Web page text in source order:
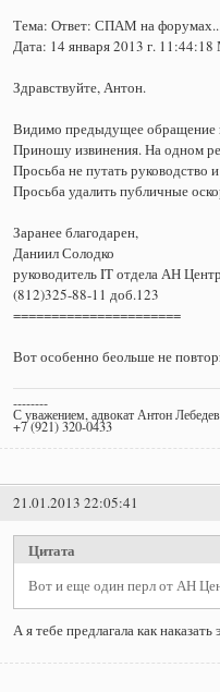
Тема: Ответ: СПАМ на форумах...
Дата: 14 января 2013 г. 11:44:18
Здравствуйте, Антон.
Видимо предыдущее обращение
Приношу извинения. На одном
Просьба не путать руководство
Просьба удалить публичные
Заранее благодарен,
Даниил Солодко
руководитель IT отдела АН Центр
(812)325-88-11 доб.123
======================
Вот особенно беольше не
--------
С уважением, адвокат Антон Лебедев
+7 (921) 320-0433
21.01.2013 22:05:41
Цитата
Вот и еще один перл от АН
А я тебе предлагала как